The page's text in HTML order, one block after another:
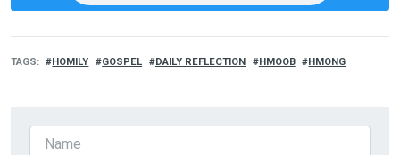
TAGS HOMILY GOSPEL DAILY REFLECTION HMOOB HMONG